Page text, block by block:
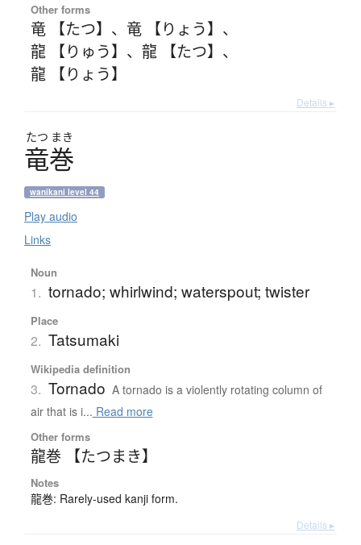
Other forms
竜 【たつ】 、 竜 【りょう】 、
龍 【りゅう】 、 龍 【たつ】 、
龍 【りょう】
Details ▸
たつ まき
竜巻
wanikani level 44
Play audio
Links
Noun
1. tornado; whirlwind; waterspout; twister
Place
2. Tatsumaki
Wikipedia definition
3. Tornado A tornado is a violently rotating column of
air that is i... Read more
Other forms
龍巻 【たつまき】
Notes
龍巻: Rarely-used kanji form.
Details ▸